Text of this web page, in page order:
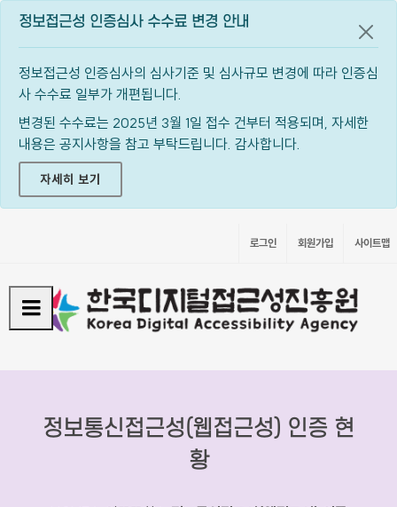
정보접근성 인증심사 수수료 변경 안내
정보접근성 인증심사의 심사기준 및 심사규모 변경에 따라 인증심
사 수수료 일부가 개편됩니다.
변경된 수수료는 2025년 3월 1일 접수 건부터 적용되며, 자세한
내용은 공지사항을 참고 부탁드립니다. 감사합니다.
자세히 보기
공지
로그인 회원가입 사이트맵
정보통신접근성(웹접근성) 인증 현
황